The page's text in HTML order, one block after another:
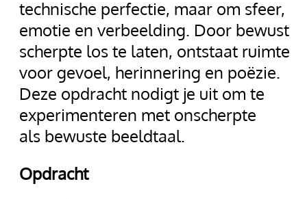
technische perfectie, maar om sfeer,
emotie en verbeelding. Door bewust
scherpte los te laten, ontstaat ruimte
voor gevoel, herinnering en poëzie.
Deze opdracht nodigt je uit om te
experimenteren met onscherpte
als bewuste beeldtaal.
Opdracht